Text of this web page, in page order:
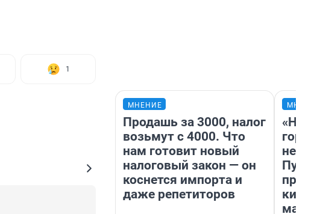
1
МНЕНИЕ
Продашь за 3000, налог
возьмут с 4000. Что
нам готовит новый
налоговый закон — он
коснется импорта и
даже репетиторов
«Нет